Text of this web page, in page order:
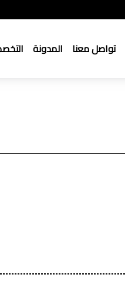
تواصل معنا المدونة